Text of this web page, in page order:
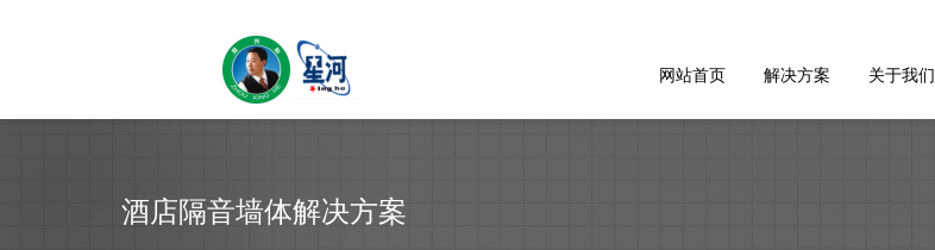
网站首页 解决方案 关于我们
酒店隔音墙体解决方案